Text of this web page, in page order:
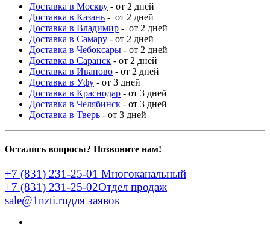
Доставка в Москву - от 2 дней
Доставка в Казань - от 2 дней
Доставка в Владимир - от 2 дней
Доставка в Самару - от 2 дней
Доставка в Чебоксары - от 2 дней
Доставка в Саранск - от 2 дней
Доставка в Иваново - от 2 дней
Доставка в Уфу - от 3 дней
Доставка в Краснодар - от 3 дней
Доставка в Челябинск - от 3 дней
Доставка в Тверь - от 3 дней
Остались вопросы? Позвоните нам!
+7 (831) 231-25-01 Многоканальный
+7 (831) 231-25-02Отдел продаж
sale@1nzti.ruдля заявок